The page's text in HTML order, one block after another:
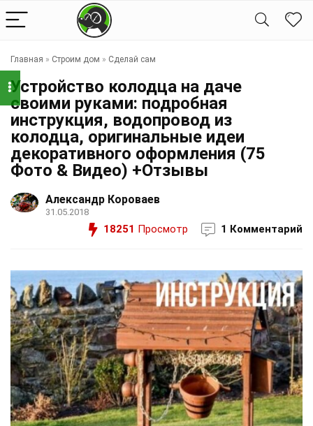
Главная » Строим дом » Сделай сам
Устройство колодца на даче
своими руками: подробная
инструкция, водопровод из
колодца, оригинальные идеи
декоративного оформления (75
Фото & Видео) +Отзывы
Александр Короваев
31.05.2018
18251 Просмотр 1 Комментарий